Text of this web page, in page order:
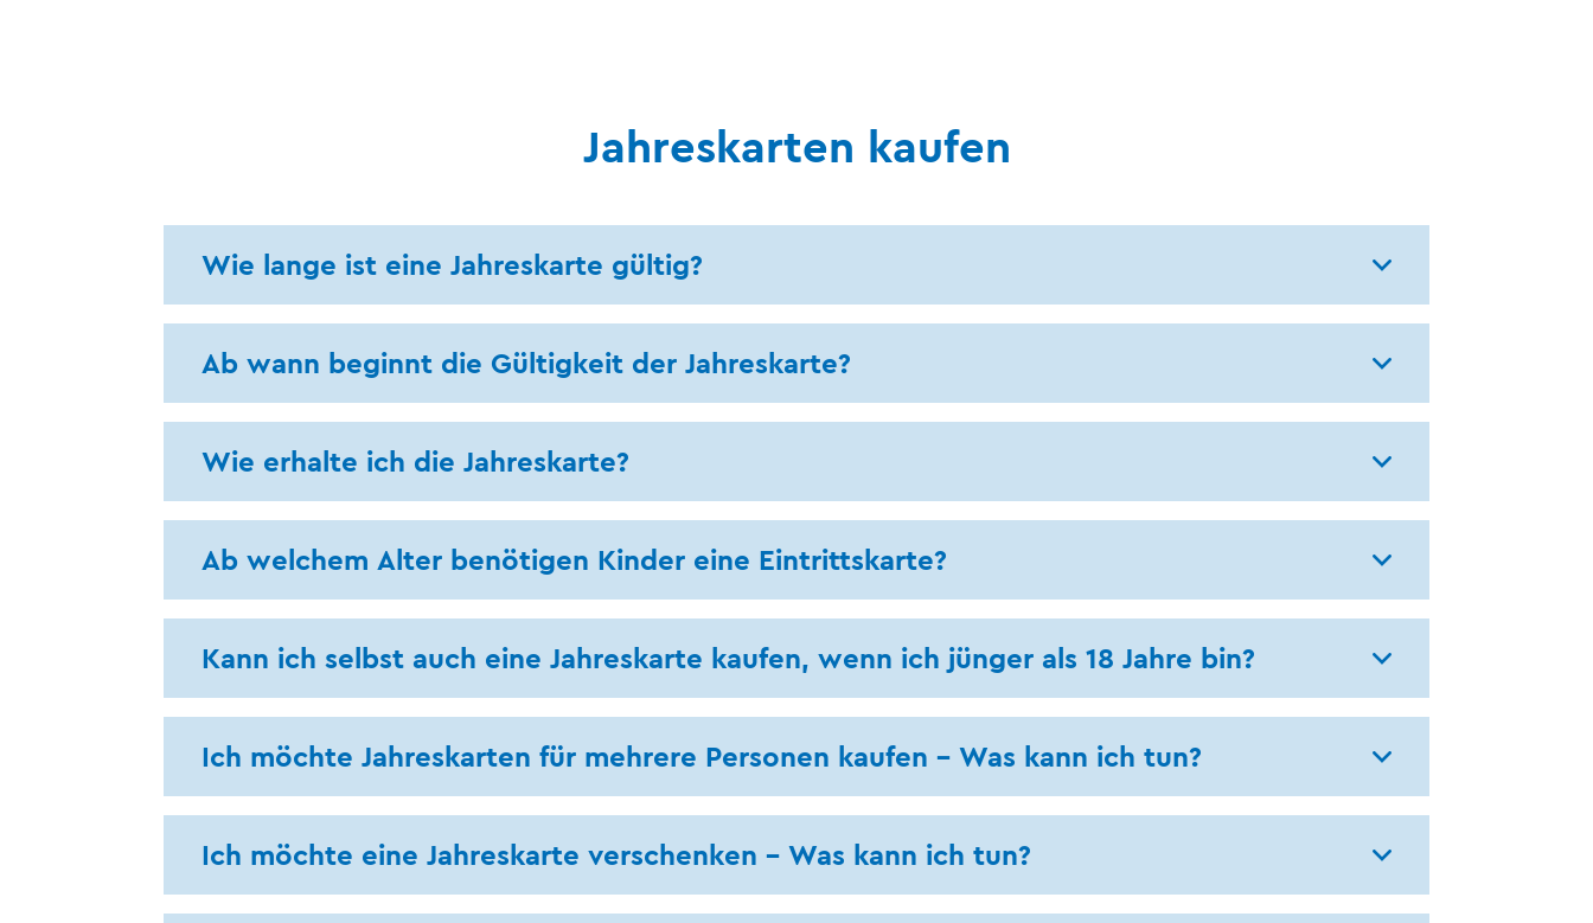
Jahreskarten kaufen
Wie lange ist eine Jahreskarte gültig?
Ab wann beginnt die Gültigkeit der Jahreskarte?
Wie erhalte ich die Jahreskarte?
Ab welchem Alter benötigen Kinder eine Eintrittskarte?
Kann ich selbst auch eine Jahreskarte kaufen, wenn ich jünger als 18 Jahre bin?
Ich möchte Jahreskarten für mehrere Personen kaufen – Was kann ich tun?
Ich möchte eine Jahreskarte verschenken – Was kann ich tun?